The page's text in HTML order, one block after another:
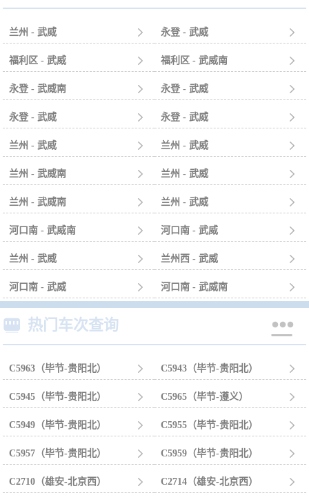
兰州 - 武威  永登 - 武威 
福利区 - 武威  福利区 - 武威南 
永登 - 武威南  永登 - 武威 
永登 - 武威  永登 - 武威 
兰州 - 武威  兰州 - 武威 
兰州 - 武威南  兰州 - 武威 
兰州 - 武威南  兰州 - 武威 
河口南 - 武威南  河口南 - 武威 
兰州 - 武威  兰州西 - 武威 
河口南 - 武威  河口南 - 武威南 
 热门车次查询 
C5963（毕节-贵阳北）  C5943（毕节-贵阳北） 
C5945（毕节-贵阳北）  C5965（毕节-遵义） 
C5949（毕节-贵阳北）  C5955（毕节-贵阳北） 
C5957（毕节-贵阳北）  C5959（毕节-贵阳北） 
C2710（雄安-北京西）  C2714（雄安-北京西） 